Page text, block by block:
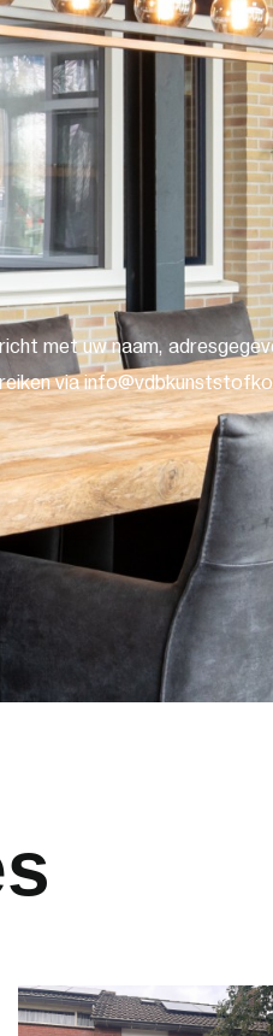
met uw naam,
via